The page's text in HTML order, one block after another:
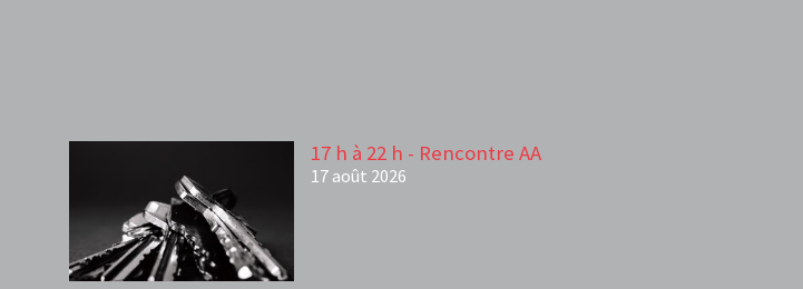
17 h à 22 h - Rencontre AA
17 août 2026